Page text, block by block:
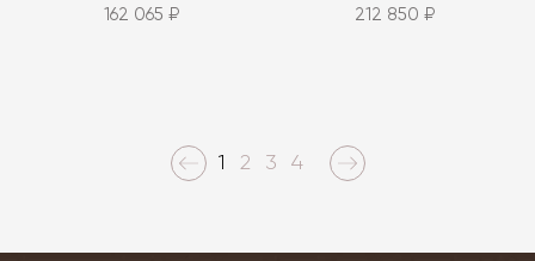
162 065 ₽
212 850 ₽
1 2 3 4